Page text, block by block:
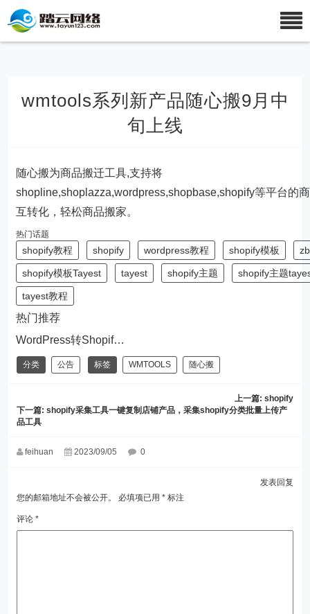
wmtools系列新产品随心搬9月中
旬上线
随心搬为商品搬迁工具,支持将
shopline,shoplazza,wordpress,shopbase,shopify等平台的
互转化，轻松商品搬家。
热门话题
shopify教程 shopify wordpress教程 shopify模板
shopify模板Tayest tayest shopify主题 shopify主题
tayest教程
热门推荐
WordPress转Shopify太麻烦？随心搬：你只管运营，搬家交给我！
分类 公告 标签 WMTOOLS 随心搬
上一篇:shopify
下一篇: shopify采集工具一键复制店铺产品，采集shopify分类批量上传产
品工具
feihuan 2023/09/05 0
发表回复
您的邮箱地址不会被公开。
必填项已用 *标注
评论 *